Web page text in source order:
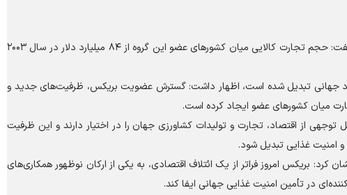
نوری با اشاره به رشد چشمگیر جایگاه بریکس در اقتصاد جهانی گفت: حجم تجارت کالایی میان کشور‌های عضو این گروه از ۸۴ میلیارد دلار در سال ۲۰۰۳
جهانی تبدیل شده است، اظهار داشت: گسترش عضویت بریکس، ظرفیت‌های جدید و
میان کشور‌های عضو ایجاد کرده است.
از اقتصاد، تجارت و تولیدات کشاورزی جهان را در اختیار دارند و این ظرفیت
امنیت غذایی تبدیل شود.
بریکس امروز فراتر از یک ائتلاف اقتصادی، به یکی از ارکان نوظهور همکاری‌های
در تأمین امنیت غذایی جهانی ایفا کند.